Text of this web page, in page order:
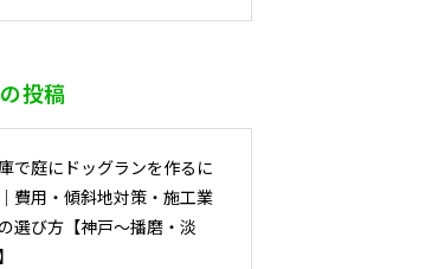
投稿
で庭にドッグランを作るに
費用・傾斜地対策・施工業
選び方【神戸〜播磨・淡